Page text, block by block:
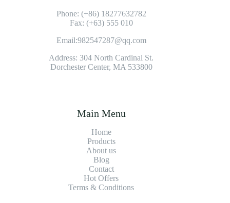
Phone: (+86) 18277632782
Fax: (+63) 555 010
Email:982547287@qq.com
Address: 304 North Cardinal St.
Dorchester Center, MA 533800
Main Menu
Home
Products
About us
Blog
Contact
Hot Offers
Terms & Conditions